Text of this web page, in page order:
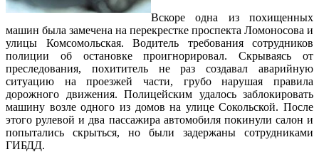
Вскоре одна из похищенных
машин была замечена на перекрестке проспекта Ломоносова и
улицы Комсомольская. Водитель требования сотрудников
полиции об остановке проигнорировал. Скрываясь от
преследования, похититель не раз создавал аварийную
ситуацию на проезжей части, грубо нарушая правила
дорожного движения. Полицейским удалось заблокировать
машину возле одного из домов на улице Сокольской. После
этого рулевой и два пассажира автомобиля покинули салон и
попытались скрыться, но были задержаны сотрудниками
ГИБДД.